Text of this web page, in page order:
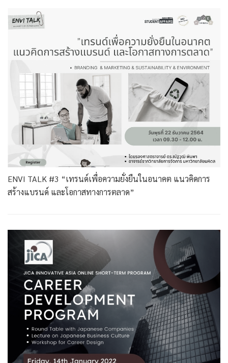
ENVI TALK #3 “เทรนด์เพื่อความยั่งยืนในอนาคต แนวคิดการ
สร้างแบรนด์ และโอกาสทางการตลาด”